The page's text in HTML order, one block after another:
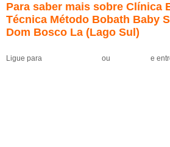
Para saber mais sobre Clínica
Técnica Método Bobath Baby
Dom Bosco La (Lago Sul)
Ligue para ou e